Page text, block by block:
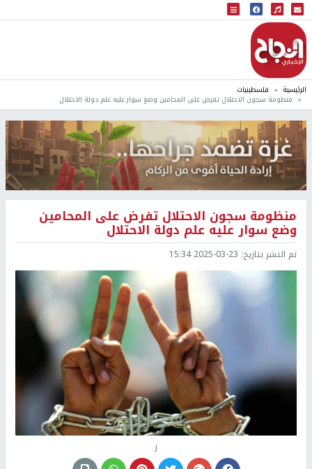
البث المباشر
إذاعة النجاح
الرئيسية فلسطينيات
منظومة سجون الاحتلال تفرض على المحامين وضع سوار عليه علم دولة الاحتلال
منظومة سجون الاحتلال تفرض على المحامين
وضع سوار عليه علم دولة الاحتلال
تم النشر بتاريخ: 2025-03-23 15:34
ر